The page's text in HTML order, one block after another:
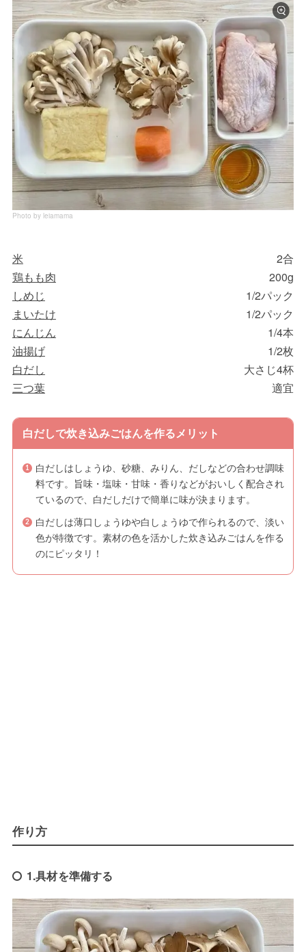
Photo by leiamama
米
2合
鶏もも肉
200g
しめじ
1/2パック
まいたけ
1/2パック
にんじん
1/4本
油揚げ
1/2枚
白だし
大さじ4杯
三つ葉
適宜
白だしで炊き込みごはんを作るメリット
白だしはしょうゆ、砂糖、みりん、だしなどの合わせ調味
料です。旨味・塩味・甘味・香りなどがおいしく配合され
ているので、白だしだけで簡単に味が決まります。
白だしは薄口しょうゆや白しょうゆで作られるので、淡い
色が特徴です。素材の色を活かした炊き込みごはんを作る
のにピッタリ！
作り方
1.具材を準備する